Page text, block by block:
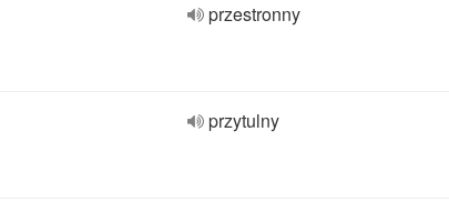
przestronny
przytulny